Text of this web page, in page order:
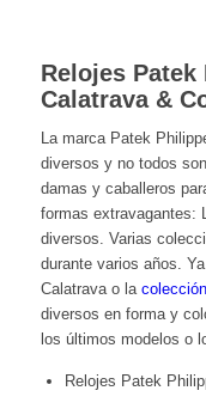
Relojes
Calatrava &
La marca Patek
diversos y no todos
damas y caballeros
formas extravagantes:
diversos. Varias
durante varios años.
Calatravao la
diversos en forma y
los últimos modelos o
Relojes Patek